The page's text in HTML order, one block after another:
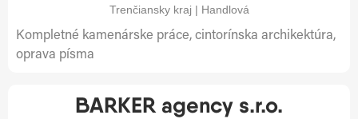
Trenčiansky kraj | Handlová
Kompletné kamenárske práce, cintorínska archikektúra,
oprava písma
BARKER agency s.r.o.